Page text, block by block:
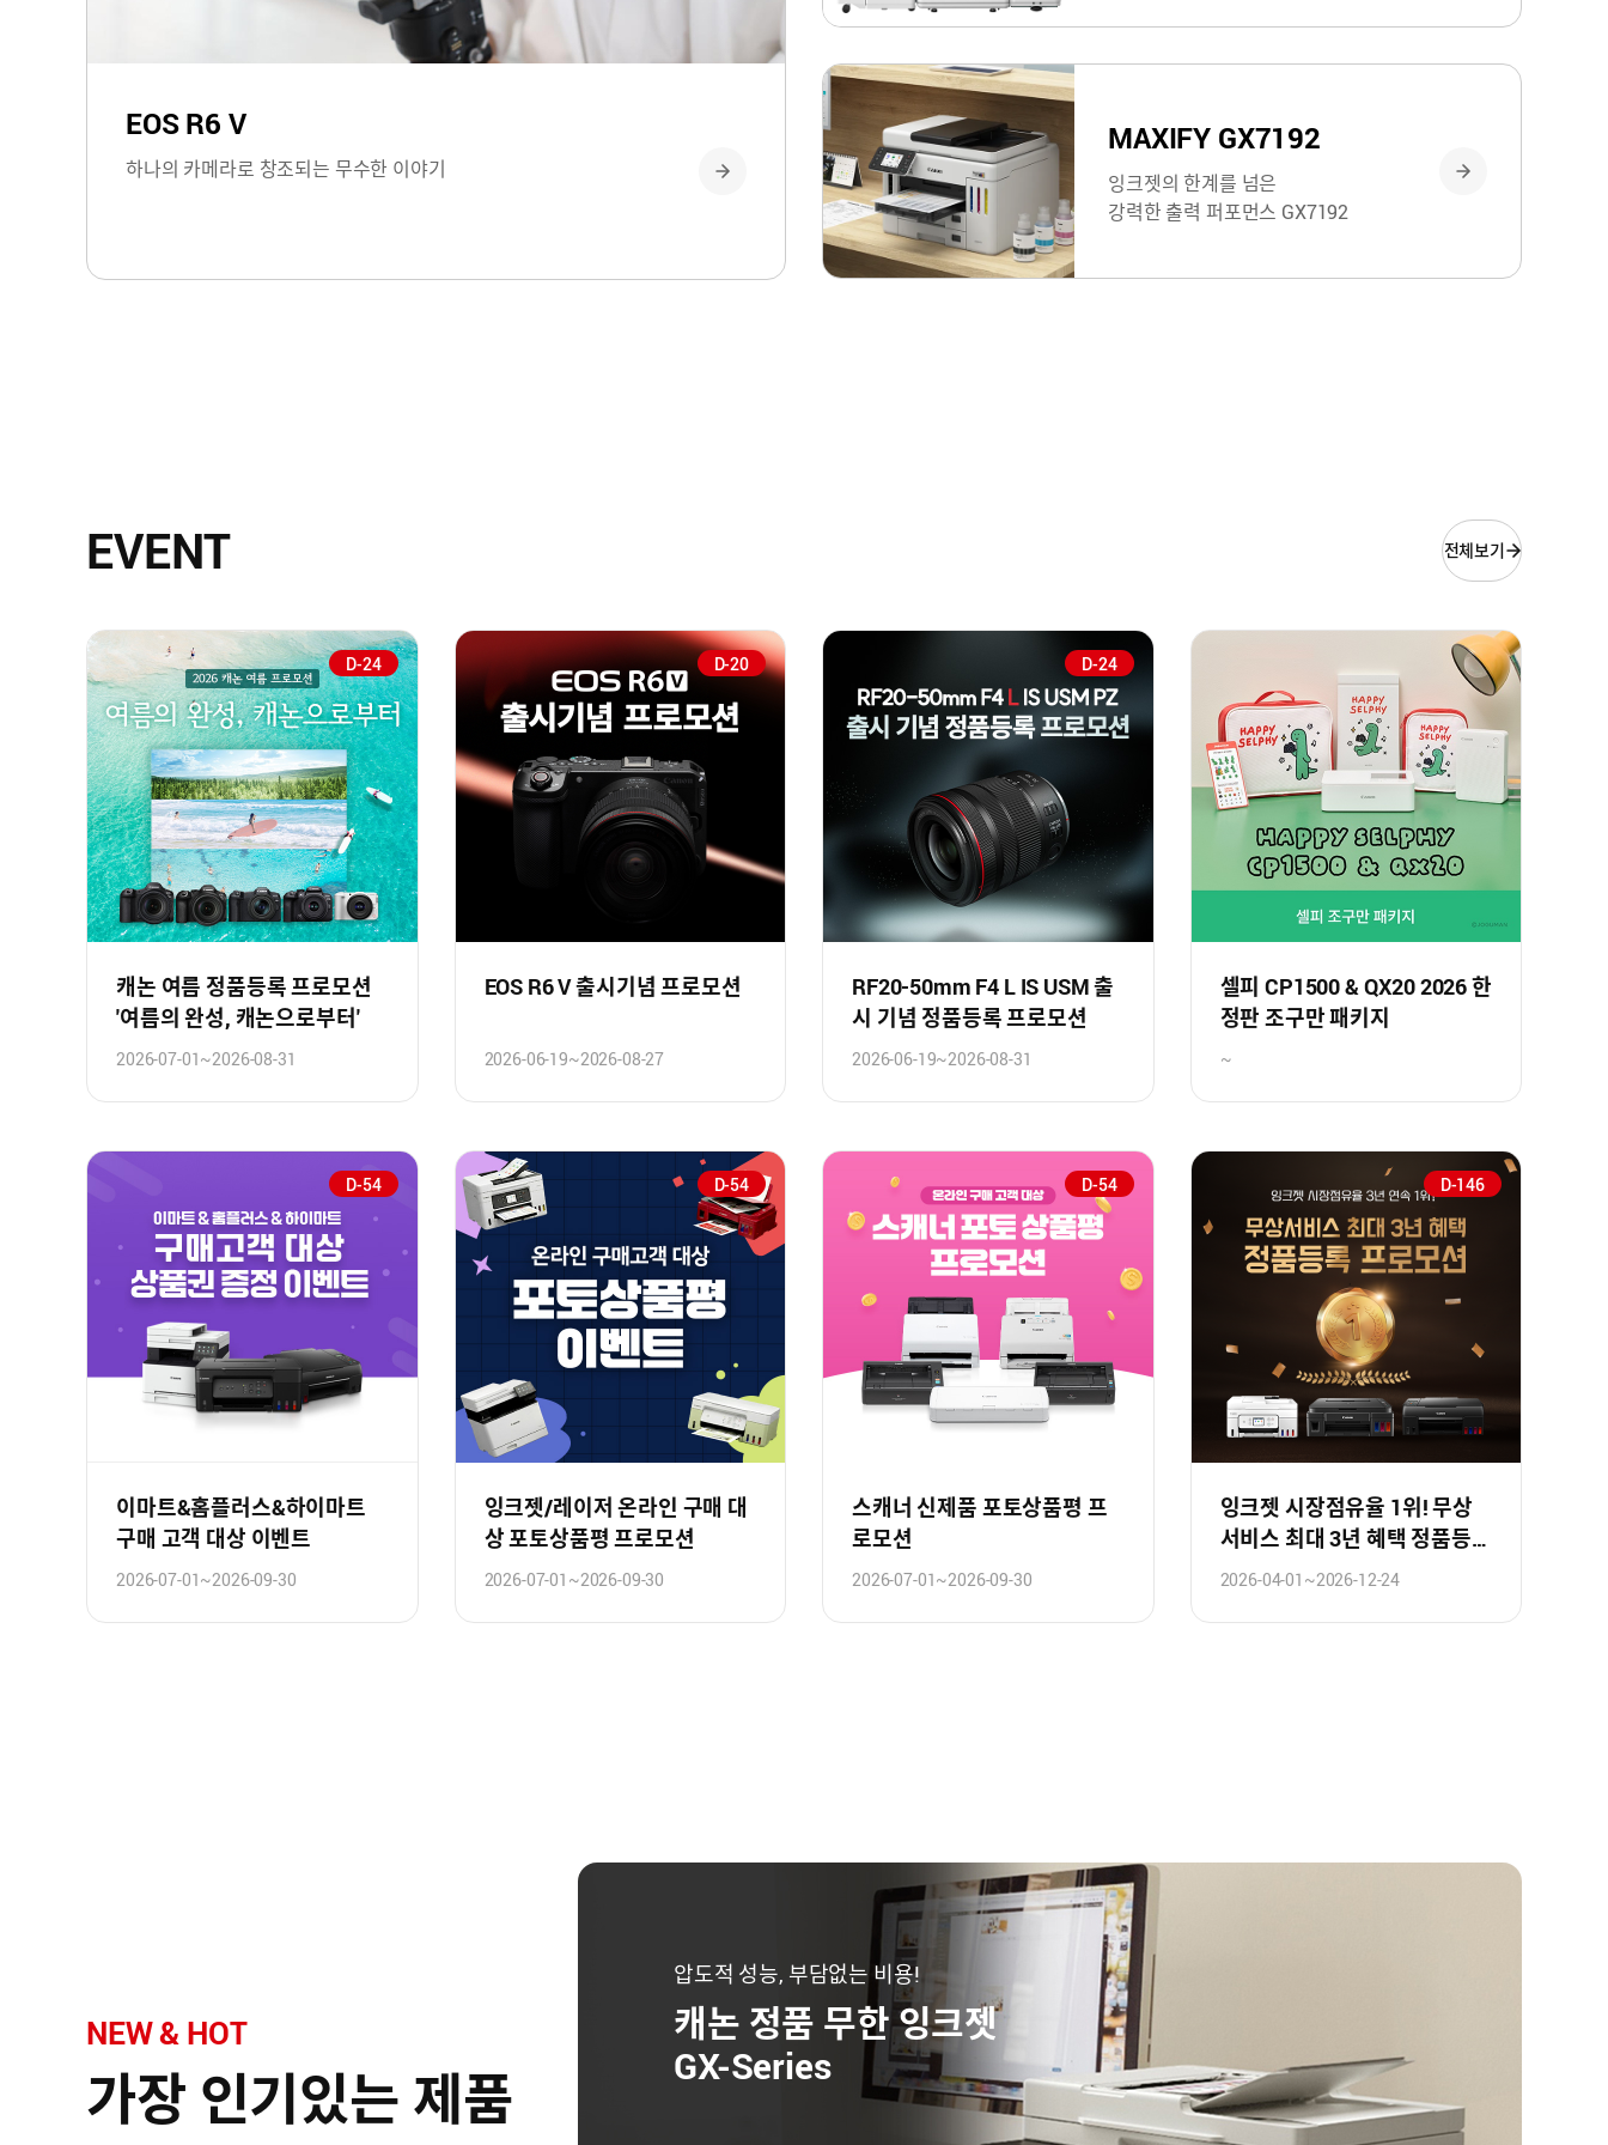
EOS R6 V
하나의 카메라로 창조되는 무수한 이야기
MAXIFY GX7192
잉크젯의 한계를 넘은
강력한 출력 퍼포먼스 GX7192
EVENT 전체보기
D-24
캐논 여름 정품등록 프로모션
'여름의 완성, 캐논으로부터'
2026-07-01~2026-08-31
D-20
EOS R6 V 출시기념 프로모션
2026-06-19~2026-08-27
D-24
RF20-50mm F4 L IS USM 출
시 기념 정품등록 프로모션
2026-06-19~2026-08-31
셀피 CP1500 & QX20 2026 한
정판 조구만 패키지
~
D-54
이마트&홈플러스&하이마트
구매 고객 대상 이벤트
2026-07-01~2026-09-30
D-54
잉크젯/레이저 온라인 구매 대
상 포토상품평 프로모션
2026-07-01~2026-09-30
D-54
스캐너 신제품 포토상품평 프
로모션
2026-07-01~2026-09-30
D-146
잉크젯 시장점유율 1위! 무상
서비스 최대 3년 혜택 정품등록
프로모션!
2026-04-01~2026-12-24
NEW & HOT
가장 인기있는 제품
압도적 성능, 부담없는 비용!
캐논 정품 무한 잉크젯
GX-Series